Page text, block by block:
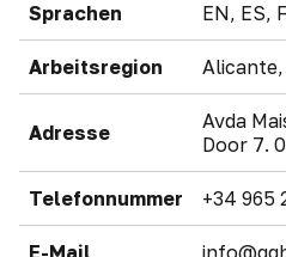
Sprachen EN, ES,
Arbeitsregion
Adresse
Avda
Door 7.
Telefonnummer +34 965
E-Mail